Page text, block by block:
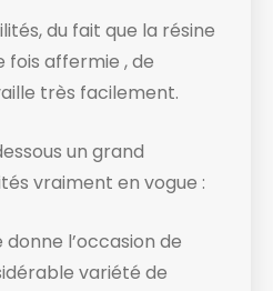
du fait que la résine
fois affermie , de
très facilement.
un grand
vraiment en vogue :
donne l’occasion de
variété de